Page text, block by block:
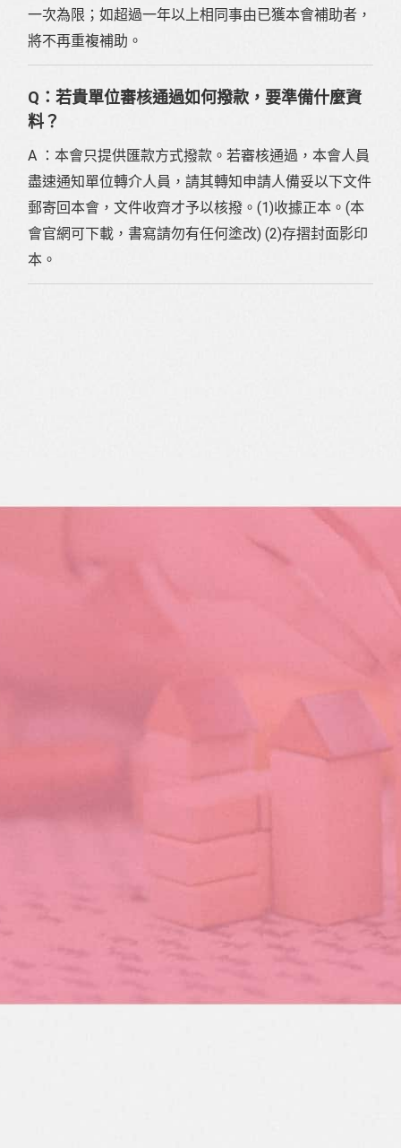
一次為限；如超過一年以上相同事由已獲本會補助者，
將不再重複補助。
Q：若貴單位審核通過如何撥款，要準備什麼資
料？
A ：本會只提供匯款方式撥款。若審核通過，本會人員
盡速通知單位轉介人員，請其轉知申請人備妥以下文件
郵寄回本會，文件收齊才予以核撥。(1)收據正本。(本
會官網可下載，書寫請勿有任何塗改) (2)存摺封面影印
本。